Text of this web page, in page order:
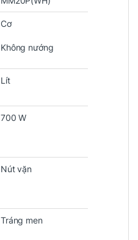
Cơ
Không nướng
Lít
700 W
Nút vặn
Tráng men